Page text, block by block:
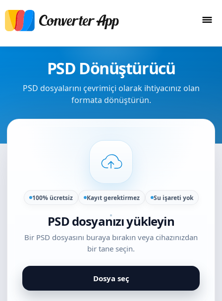
PSD Dönüştürücü
PSD dosyalarını çevrimiçi olarak ihtiyacınız olan
formata dönüştürün.
100% ücretsiz Kayıt gerektirmez Su işareti yok
PSD dosyanızı yükleyin
Bir PSD dosyasını buraya bırakın veya cihazınızdan
bir tane seçin.
Dosya seç